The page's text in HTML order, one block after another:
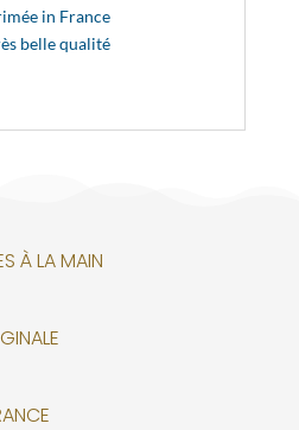
in France
belle qualité
À LA MAIN